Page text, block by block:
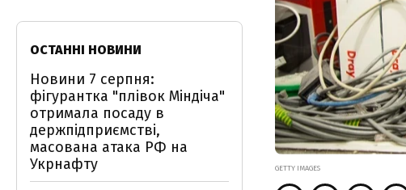
GETTY IMAGES
ОСТАННІ НОВИНИ
Новини 7 серпня:
фігурантка "плівок Міндіча"
отримала посаду в
держпідприємстві,
масована атака РФ на
Укрнафту